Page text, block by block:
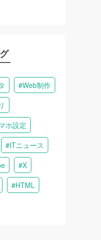
Web制作
ホ設定
ITニュース
X
HTML